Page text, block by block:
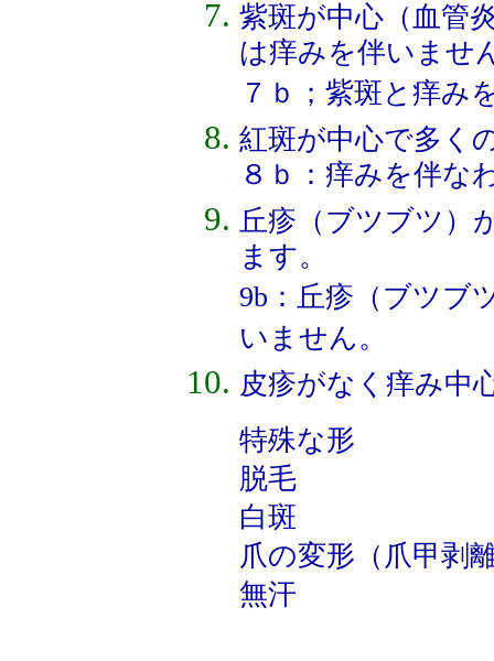
紫斑が中心（血管
は痒みを伴いませ
７ｂ；紫斑と痒み
紅斑が中心で多く
８ｂ：痒みを伴な
丘疹（ブツブツ）
ます。
9b：丘疹（ブツブ
いません。
皮疹がなく痒み中
特殊な形
脱毛
白斑
爪の変形（爪甲剥
無汗